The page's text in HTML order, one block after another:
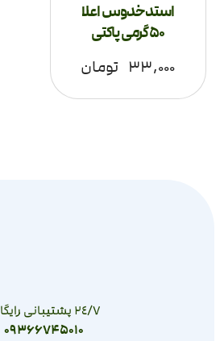
استدخدوس اعلا
50 گرمی پاکتی
۳۳,۰۰۰ تومان
٢٤/٧ پشتیبانی رایگان:
09366745010